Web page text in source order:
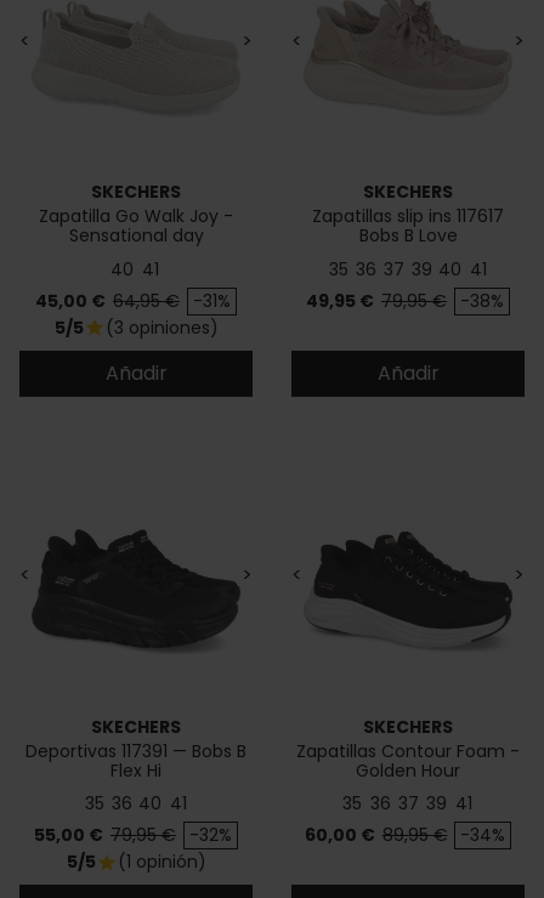
< >
SKECHERS
Zapatilla Go Walk Joy -
Sensational day
40 41
Precio
45,00 € Precio base
64,95 € -31%
5/5star (3 opiniones)
Añadir
< >
SKECHERS
Zapatillas slip ins 117617
Bobs B Love
35 36 37 39 40 41
Precio
49,95 € Precio base
79,95 € -38%
Añadir
< >
SKECHERS
Deportivas 117391 — Bobs B
Flex Hi
35 36 40 41
Precio
55,00 € Precio base
79,95 € -32%
5/5star (1 opinión)
< >
SKECHERS
Zapatillas Contour Foam -
Golden Hour
35 36 37 39 41
Precio
60,00 € Precio base
89,95 € -34%